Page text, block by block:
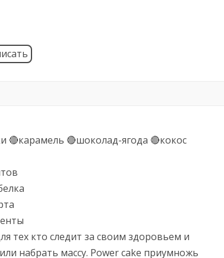
🔴карамель 🔴шоколад-ягода 🔴кокос
тех кто следит за своим здоровьем и
набрать массу. Power cake приумножь